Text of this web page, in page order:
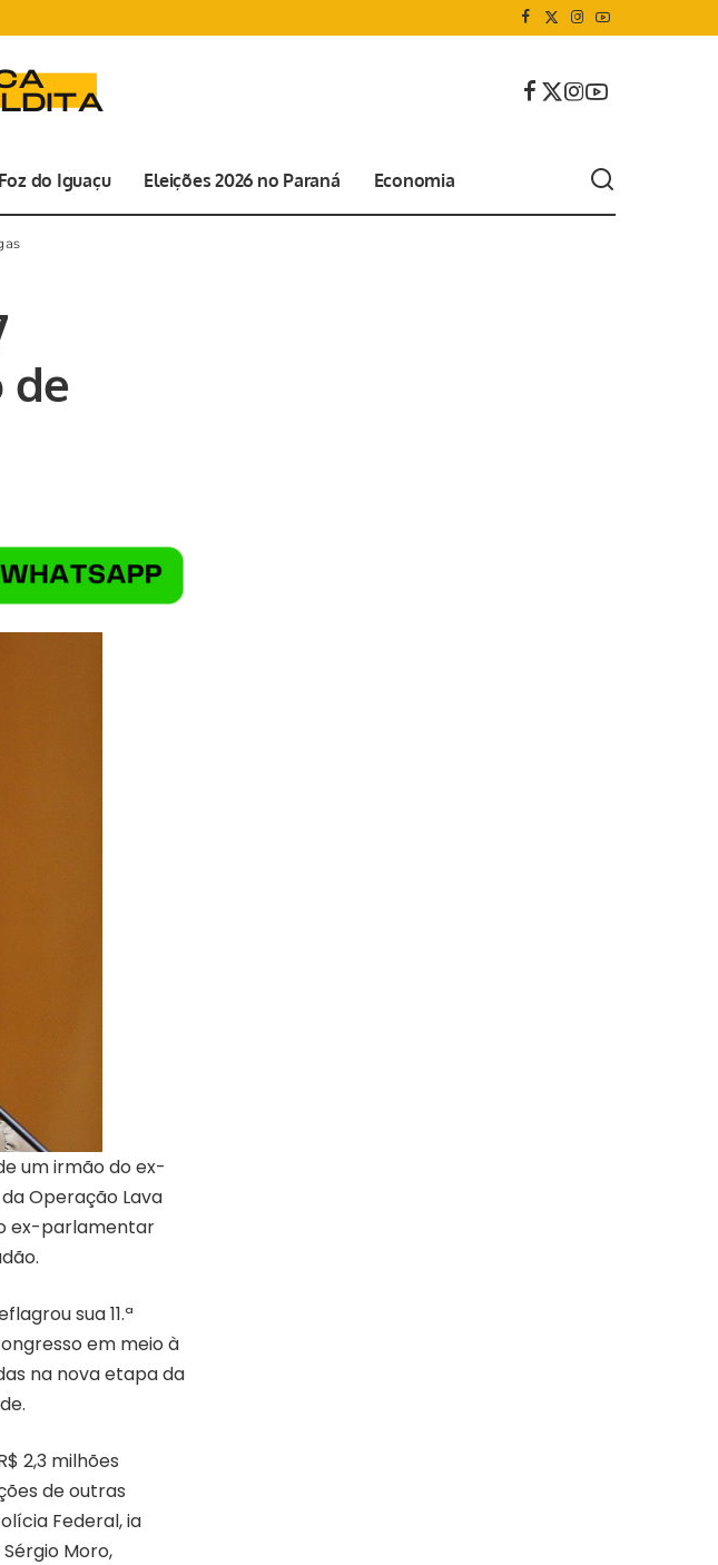
Foz do Iguaçu Eleições 2026 no Paraná Economia
de
um irmão do ex-
Operação Lava
ex-parlamentar
.
sua 11.ª
em meio à
na nova etapa da
2,3 milhões
de outras
Federal, ia
Moro,